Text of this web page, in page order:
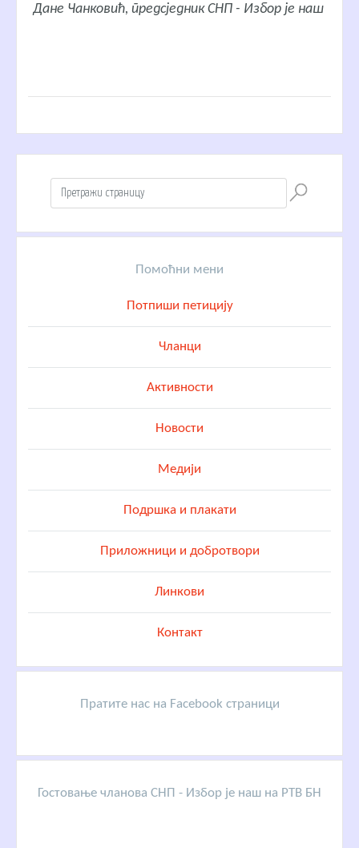
Дане Чанковић, предсједник СНП - Избор је наш
Помоћни мени
Потпиши петицију
Чланци
Активности
Новости
Медији
Подршка и плакати
Приложници и добротвори
Линкови
Контакт
Пратите нас на Facebook страници
Гостовање чланова СНП - Избор је наш на РТВ БН